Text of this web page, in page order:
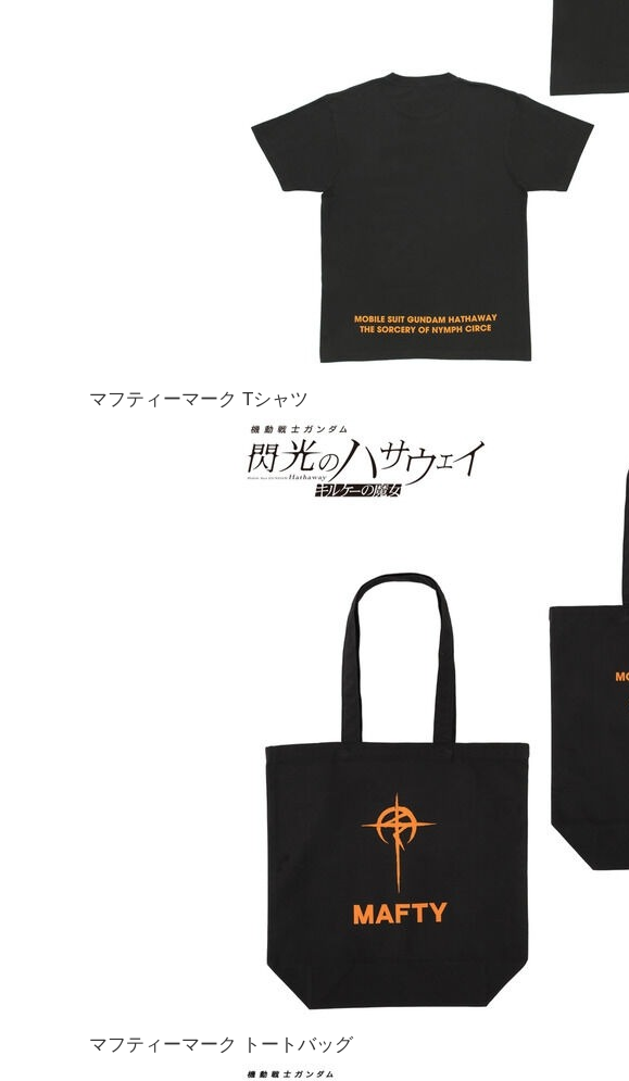
マフティーマーク Tシャツ
マフティーマーク トートバッグ